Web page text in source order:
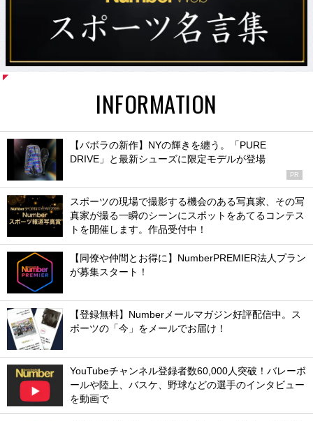
INFORMATION
【バボラの新作】NYの輝きを纏う。「PURE
DRIVE」と最新シューズに限定モデルが登場
PR
スポーツの現場で撮影する機会のある写真家、その写
真家が撮る一瞬のシーンにスポットをあてるコンテス
トを開催します。作品受付中！
【同僚や仲間とお得に】NumberPREMIER法人プラン
が募集スタート！
【登録無料】Numberメールマガジン好評配信中。ス
ポーツの「今」をメールでお届け！
YouTubeチャンネル登録者数60,000人突破！バレーボ
ールや陸上、バスケ、野球などの選手のインタビュー
を動画で